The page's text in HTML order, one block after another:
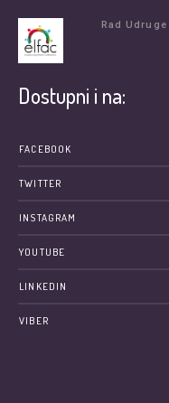
Rad
Dostupni i na:
FACEBOOK
TWITTER
INSTAGRAM
YOUTUBE
LINKEDIN
VIBER